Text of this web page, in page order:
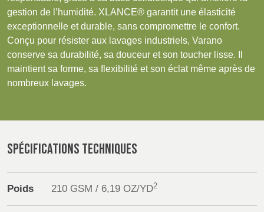
Products
Sustainability
Media
Recherche Avancée
Connexion
NAUMD 2026 (1)
FUTURE FORCES
(1)
SLOVAKIA
LATVIA
FINLANDE
FRANCE, ITALY,
MOROCCO,
AUSTRIA &
gestion de l’humidité. XLANCE® garantit une élasticité
exceptionnelle et durable, sans compromettre le confort.
Conçu pour résister aux lavages industriels, Varano
conserve sa durabilité, sa douceur et son toucher lisse. Il
maintient sa forme, sa flexibilité et son éclat même après de
nombreux lavages.
SPÉCIFICATIONS TECHNIQUES
Poids 210 GSM / 6,19 OZ/YD2